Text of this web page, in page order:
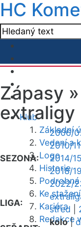
HC
Klub
Základní
Vedení a
Logo
Historie
Ke stažení
Kariéra
Redakce
Zápasy »
extraligy
SEZONA:
2006/
2010/11
2014/15
2018/19
2022/
LIGA:
střed
kolo|